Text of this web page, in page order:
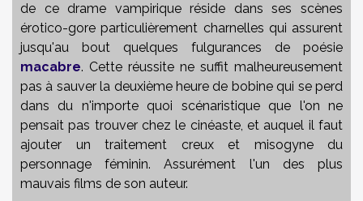
de ce drame vampirique réside dans ses scènes
érotico-gore particulièrement charnelles qui assurent
jusqu'au bout quelques fulgurances de poésie
macabre. Cette réussite ne suffit malheureusement
pas à sauver la deuxième heure de bobine qui se perd
dans du n'importe quoi scénaristique que l'on ne
pensait pas trouver chez le cinéaste, et auquel il faut
ajouter un traitement creux et misogyne du
personnage féminin. Assurément l'un des plus
mauvais films de son auteur.